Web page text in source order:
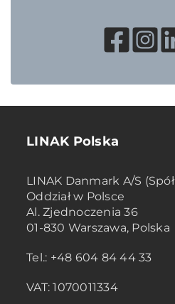
LINAK Polska
LINAK Danmark A/S
Oddział w Polsce
Al. Zjednoczenia 36
01-830 Warszawa, Polska
Tel.: +48 604 84 44 33
VAT: 1070011334